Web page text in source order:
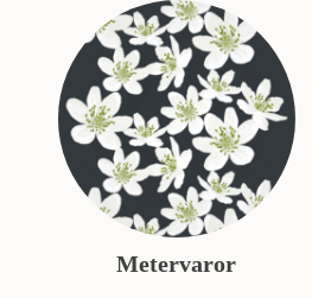
Metervaror